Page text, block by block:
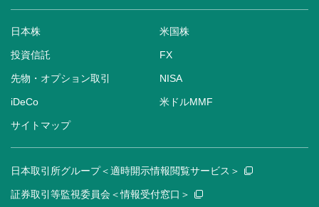
日本株 米国株
投資信託 FX
先物・オプション取引 NISA
iDeCo 米ドルMMF
サイトマップ
日本取引所グループ＜適時開示情報閲覧サービス＞
証券取引等監視委員会＜情報受付窓口＞